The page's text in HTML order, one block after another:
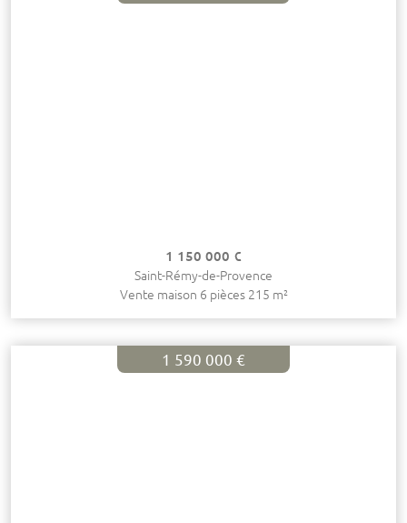
1 150 000 €
Saint-Rémy-de-Provence
Vente maison 6 pièces 215 m²
1 590 000 €